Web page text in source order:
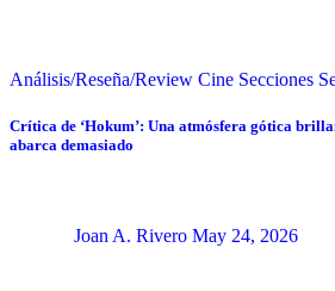
Análisis/Reseña/Review Cine Secciones
Crítica de ‘Hokum’: Una atmósfera gótica
abarca demasiado
Joan A. Rivero May 24, 2026